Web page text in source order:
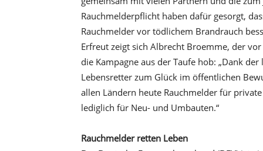
Rauchmelderpflicht haben dafür gesorgt,
Rauchmelder vor tödlichem Brandrauch
Erfreut zeigt sich Albrecht Broemme, der
die Kampagne aus der Taufe hob: „Dank
Lebensretter zum Glück im öffentlichen
allen Ländern heute Rauchmelder für
lediglich für Neu- und Umbauten.“
Rauchmelder retten Leben